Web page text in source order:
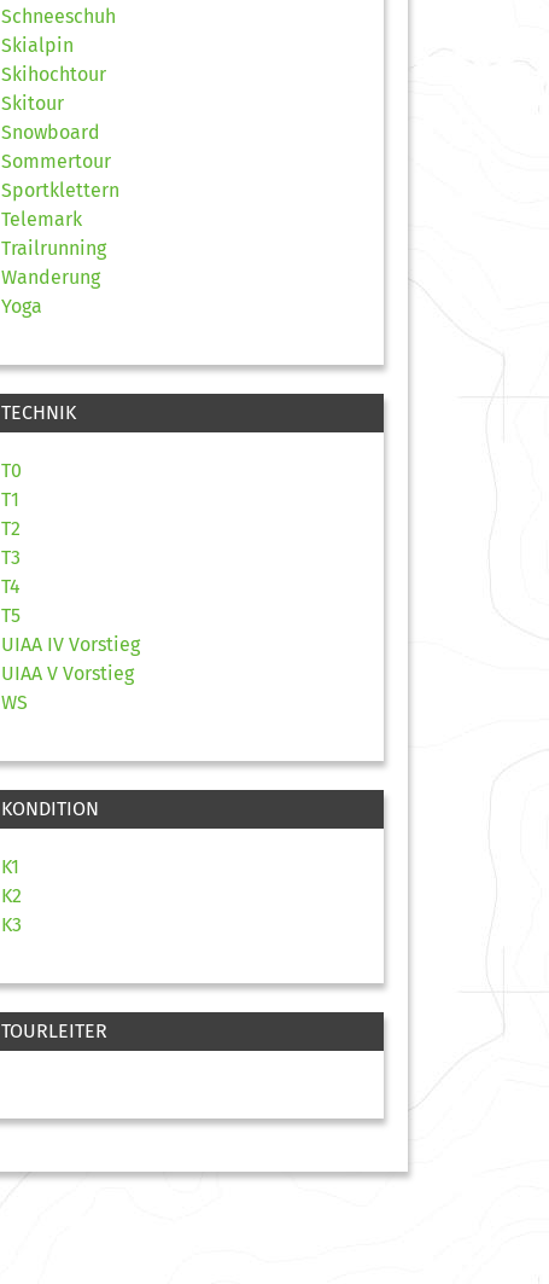
Schneeschuh
Skialpin
Skihochtour
Skitour
Snowboard
Sommertour
Sportklettern
Telemark
Trailrunning
Wanderung
Yoga
TECHNIK
T0
T1
T2
T3
T4
T5
UIAA IV Vorstieg
UIAA V Vorstieg
WS
KONDITION
K1
K2
K3
TOURLEITER